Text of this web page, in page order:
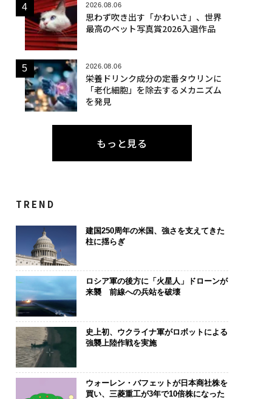
2026.08.06
思わず吹き出す「かわいさ」、世界
最高のペット写真賞2026入選作品
2026.08.06
栄養ドリンク成分の定番タウリンに
「老化細胞」を除去するメカニズム
を発見
もっと見る
TREND
建国250周年の米国、強さを支えてきた
柱に揺らぎ
ロシア軍の後方に「火星人」ドローンが
来襲 前線への兵站を破壊
史上初、ウクライナ軍がロボットによる
強襲上陸作戦を実施
ウォーレン・バフェットが日本商社株を
買い、三菱重工が3年で10倍株になった